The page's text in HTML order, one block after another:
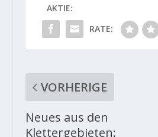
AKTIE:
RATE:
VORHERIGE
Neues aus den
Klettergebieten: